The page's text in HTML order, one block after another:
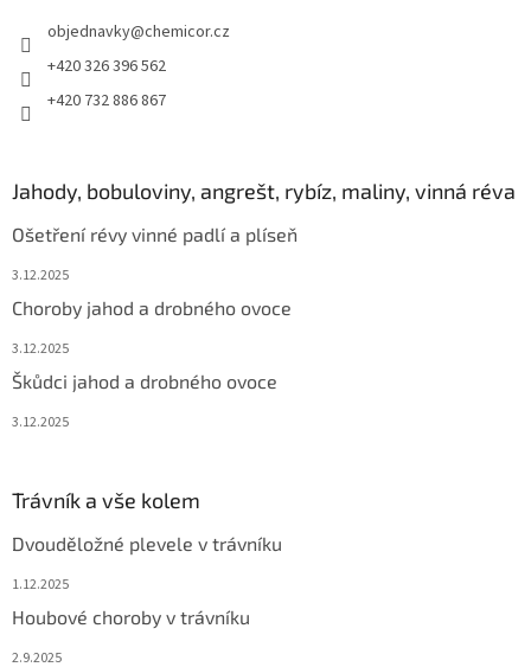
objednavky@chemicor.cz
+420 326 396 562
+420 732 886 867
Jahody, bobuloviny, angrešt, rybíz, maliny, vinná réva
Ošetření révy vinné padlí a plíseň
3.12.2025
Choroby jahod a drobného ovoce
3.12.2025
Škůdci jahod a drobného ovoce
3.12.2025
Trávník a vše kolem
Dvouděložné plevele v trávníku
1.12.2025
Houbové choroby v trávníku
2.9.2025